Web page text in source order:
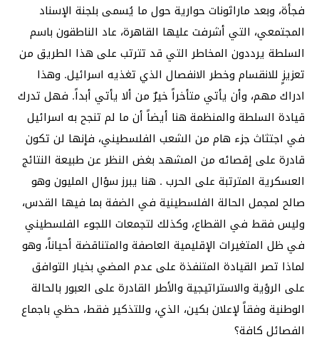
فجأة، وبعد ماراثونات حوارية حول ما يُسمى بلجنة الإسناد
المجتمعي، التي أشرفت عليها القاهرة، عاد الناطقون باسم
السلطة يرددون المخاطر التي قد تترتب على هذا الطريق من
تعزيزٍ للانقسام وخطر الانفصال الذي تغذيه اسرائيل. وهذا
ادراك مهم، وأن يأتي متأخراً خيرٌ من ألا يأتي أبداً. فهل تدرك
قيادة السلطة والمنظمة هنا أيضاً أن ما لم تنجح به اسرائيل
في اجتثاث جزء هام من الشعب الفلسطيني، فإنها لن تكون
قادرة على إقصائه من المشهد بغض النظر عن طبيعة النتائج
العسكرية المترتبة على الحرب . هنا يبرز سؤال المليون وهو
صالح لمجمل الحالة الفلسطينية في الضفة بما فيها القدس،
وليس فقط في القطاع، وكذلك لتجمعات اللجوء الفلسطيني
في ظل المتغيرات الإقليمية العاصفة والمتناقضة أحياناً، وهو
لماذا تصر القيادة المتنفذة على عدم المضي بخيار التوافق
على الرؤية والاستراتيجية والأطر القادرة على العبور بالحالة
الوطنية وفقاً لإعلان بكين، الذي، وللتذكير فقط، حظي باجماع
الفصائل كافة؟